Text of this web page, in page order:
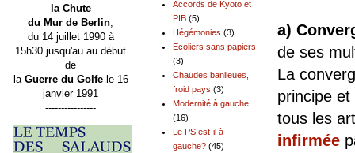
a)
de ses
La
principe
tous les
infirmée
Accords de Kyoto et
PIB (5)
Hégémonies (3)
Ecoliers sans papiers
(3)
Chaudes banlieues,
froid pays (3)
Modernité à gauche
(16)
Le PS est-il à
gauche? (45)
la Chute
du Mur de Berlin,
du 14 juillet 1990 à
15h30 jusqu'au au début
de
la Guerre du Golfele 16
janvier 1991
----------------